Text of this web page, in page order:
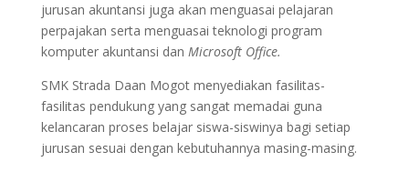
jurusan akuntansi juga akan menguasai pelajaran
perpajakan serta menguasai teknologi program
komputer akuntansi dan Microsoft Office.
SMK Strada Daan Mogot menyediakan fasilitas-
fasilitas pendukung yang sangat memadai guna
kelancaran proses belajar siswa-siswinya bagi setiap
jurusan sesuai dengan kebutuhannya masing-masing.